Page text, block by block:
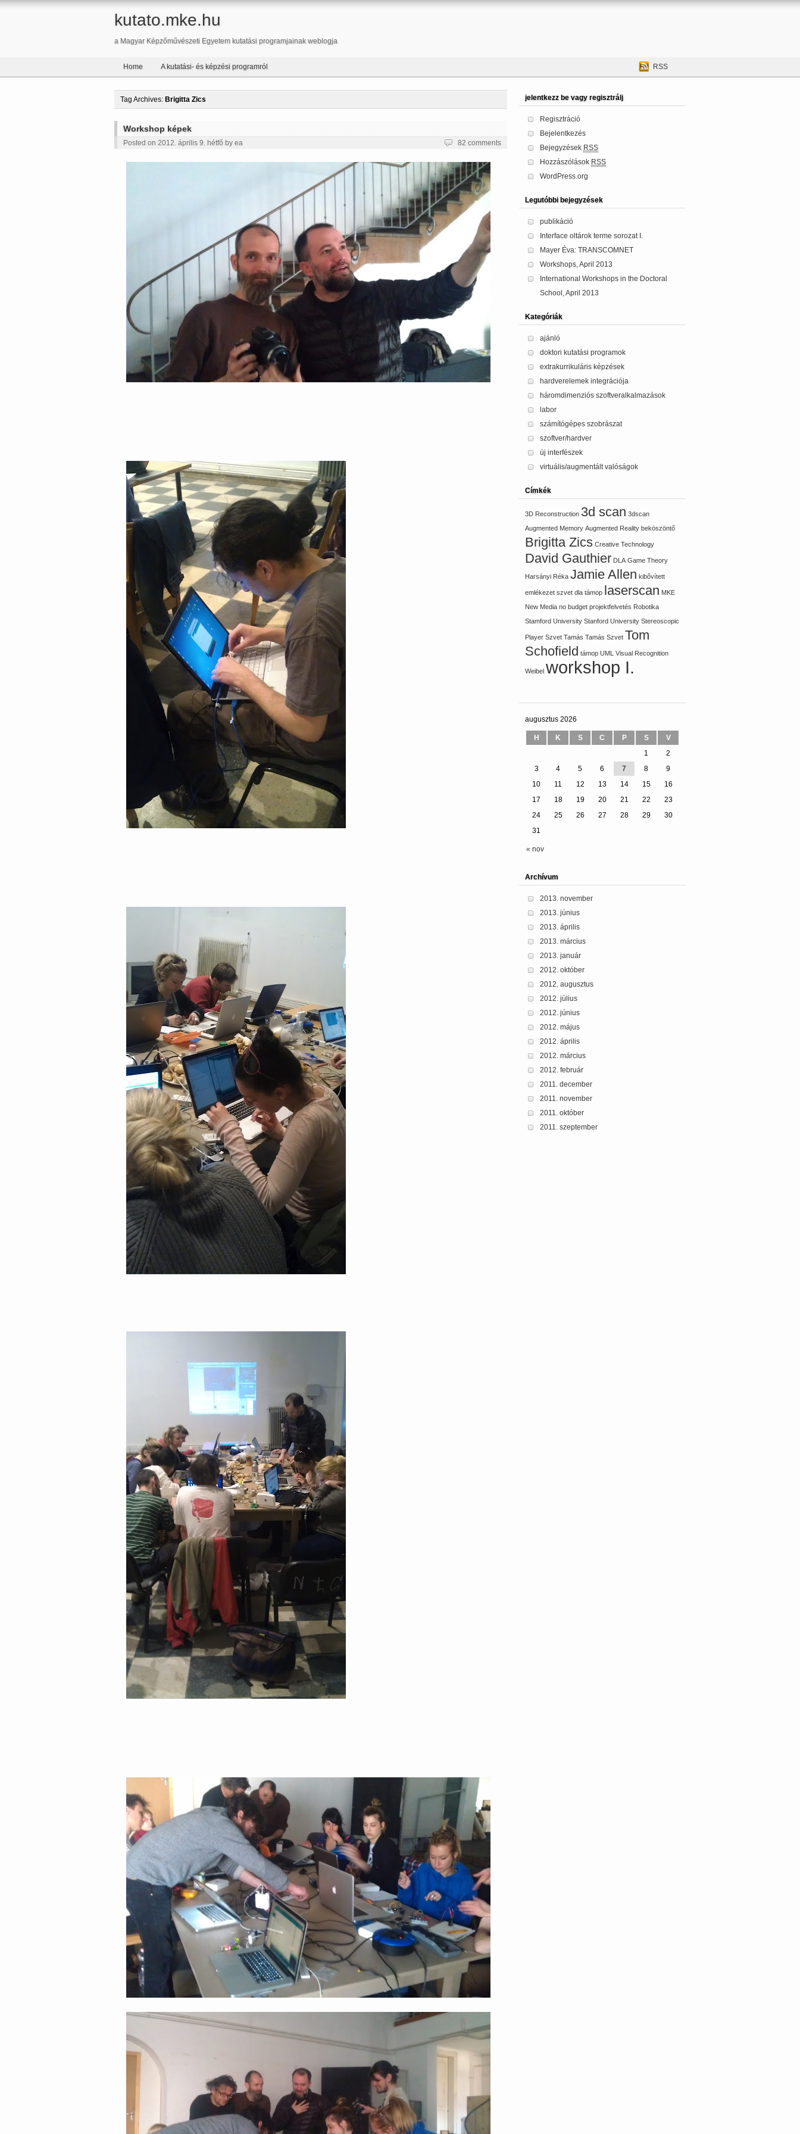
kutato.mke.hu
a Magyar Képzőművészeti Egyetem kutatási programjainak weblogja
Home A kutatási- és képzési programról RSS
Tag Archives: Brigitta Zics
Workshop képek
Posted on 2012. április 9. hétfő by ea 82 comments
jelentkezz be vagy regisztrálj
Regisztráció
Bejelentkezés
Bejegyzések RSS
Hozzászólások RSS
WordPress.org
Legutóbbi bejegyzések
publikáció
Interface oltárok terme sorozat I.
Mayer Éva: TRANSCOMNET
Workshops, April 2013
International Workshops in the Doctoral
School, April 2013
Kategóriák
ajánló
doktori kutatási programok
extrakurrikuláris képzések
hardverelemek integrációja
háromdimenziós szoftveralkalmazások
labor
számítógépes szobrászat
szoftver/hardver
új interfészek
virtuális/augmentált valóságok
Címkék
3D Reconstruction 3d scan 3dscan
Augmented Memory Augmented Reality beköszöntő
Brigitta Zics Creative Technology
David Gauthier DLA Game Theory
Harsányi Réka Jamie Allen kibővített
emlékezet szvet dla támop laserscan MKE
New Media no budget projektfelvetés Robotika
Stamford University Stanford University Stereoscopic
Player Szvet Tamás Tamás Szvet Tom
Schofield támop UML Visual Recognition
Weibel workshop I.
augusztus 2026
H K S C P S V
« nov
1
2
3
4 5 6 7 8
9
10
11 12 13 14 15
16
17
18 19 20 21 22
23
24
25 26 27 28 29
30
31
Archívum
2013. november
2013. június
2013. április
2013. március
2013. január
2012. október
2012. augusztus
2012. július
2012. június
2012. május
2012. április
2012. március
2012. február
2011. december
2011. november
2011. október
2011. szeptember